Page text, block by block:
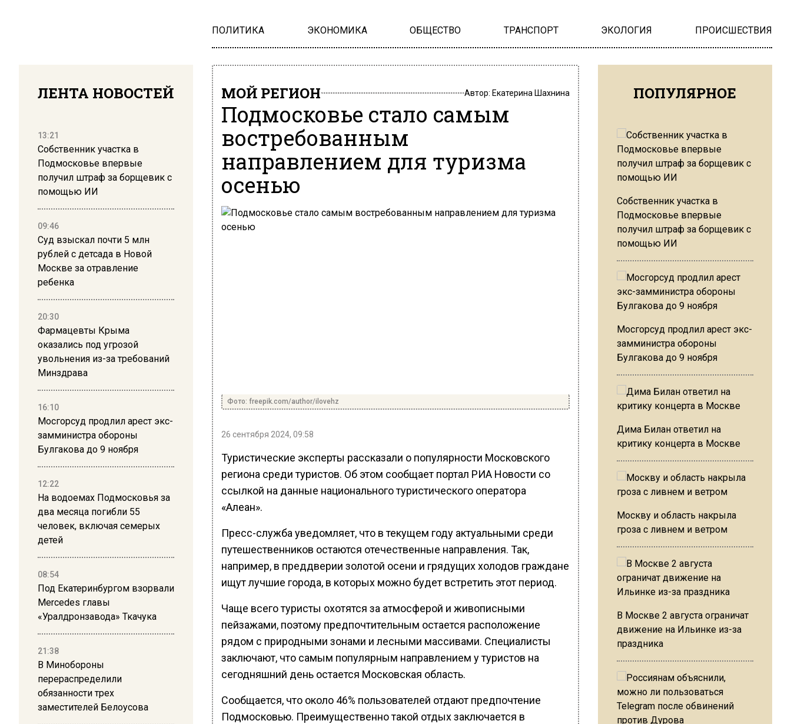
ПОЛИТИКА ЭКОНОМИКА ОБЩЕСТВО ТРАНСПОРТ ЭКОЛОГИЯ ПРОИСШЕСТВИЯ
ЛЕНТА НОВОСТЕЙ
13:21
Собственник участка в
Подмосковье впервые
получил штраф за борщевик с
помощью ИИ
09:46
Суд взыскал почти 5 млн
рублей с детсада в Новой
Москве за отравление
ребенка
20:30
Фармацевты Крыма
оказались под угрозой
увольнения из-за требований
Минздрава
16:10
Мосгорсуд продлил арест экс-
замминистра обороны
Булгакова до 9 ноября
12:22
На водоемах Подмосковья за
два месяца погибли 55
человек, включая семерых
детей
08:54
Под Екатеринбургом взорвали
Mercedes главы
«Уралдронзавода» Ткачука
21:38
В Минобороны
перераспределили
обязанности трех
заместителей Белоусова
МОЙ РЕГИОН Автор: Екатерина Шахнина
Подмосковье стало самым
востребованным
направлением для туризма
осенью
Фото: freepik.com/author/ilovehz
26 сентября 2024, 09:58
Туристические эксперты рассказали о популярности Московского
региона среди туристов. Об этом сообщает портал РИА Новости со
ссылкой на данные национального туристического оператора
«Алеан».
Пресс-служба уведомляет, что в текущем году актуальными среди
путешественников остаются отечественные направления. Так,
например, в преддверии золотой осени и грядущих холодов граждане
ищут лучшие города, в которых можно будет встретить этот период.
Чаще всего туристы охотятся за атмосферой и живописными
пейзажами, поэтому предпочтительным остается расположение
рядом с природными зонами и лесными массивами. Специалисты
заключают, что самым популярным направлением у туристов на
сегодняшний день остается Московская область.
Сообщается, что около 46% пользователей отдают предпочтение
Подмосковью. Преимущественно такой отдых заключается в
ПОПУЛЯРНОЕ
Собственник участка в
Подмосковье впервые
получил штраф за борщевик с
помощью ИИ
Мосгорсуд продлил арест экс-
замминистра обороны
Булгакова до 9 ноября
Дима Билан ответил на
критику концерта в Москве
Москву и область накрыла
гроза с ливнем и ветром
В Москве 2 августа ограничат
движение на Ильинке из-за
праздника